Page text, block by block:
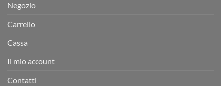
Negozio
Carrello
Cassa
Il mio account
Contatti